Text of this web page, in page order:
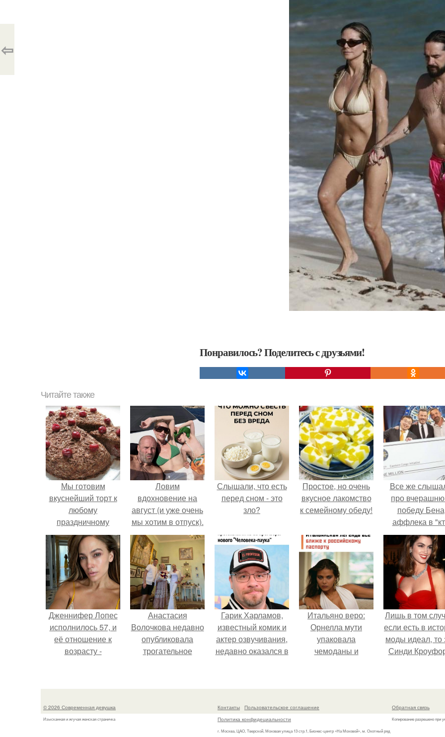
Понравилось? Поделитесь с друзьями!
⇦
Читайте также
Мы готовим
вкуснейший торт к
любому
праздничному
столу!
Ловим
вдохновение на
август (и уже очень
мы хотим в отпуск).
Слышали, что есть
перед сном - это
зло?
Простое, но очень
вкусное лакомство
к семейному обеду!
Все же
про
победу Бена
аффлека в
хочет стать
Дженнифер Лопес
исполнилось 57, и
её отношение к
возрасту -
уверенности: "не
отлично выгляжу
для 57.
Анастасия
Волочкова недавно
опубликовала
трогательное
которой она
Гарик Харламов,
известный комик и
актер озвучивания,
недавно оказался в
над озвучкой
колобка.
Итальяно веро:
Орнелла мути
упаковала
чемоданы и
красным
Лишь в том
если есть в
моды идеал, то
Синди
© 2026 Современная девушка
Изысканная и жгучая женская страничка
Контакты
Пользовательское соглашение
Политика конфидециальности
г. Москва, ЦАО, Тверской, Моховая улица 13 стр.1, Бизнес-центр «На Моховой», м. Охотный ряд
Обратная связь
Копирование разрешено при